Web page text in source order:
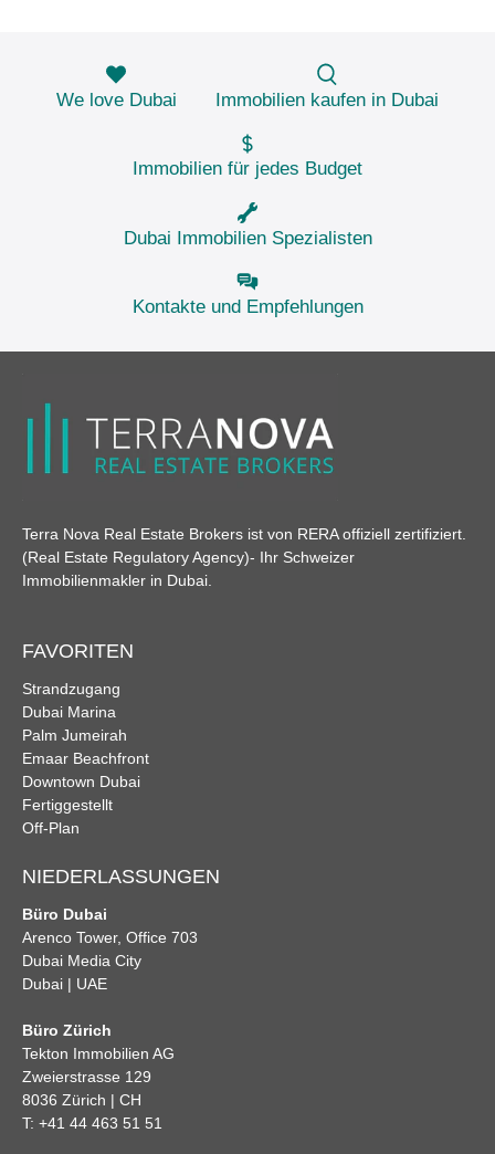
We love Dubai Immobilien kaufen in Dubai
Immobilien für jedes Budget
Dubai Immobilien Spezialisten
Kontakte und Empfehlungen
Terra Nova Real Estate Brokers ist von RERA offiziell zertifiziert.
(Real Estate Regulatory Agency)- Ihr Schweizer
Immobilienmakler in Dubai.
FAVORITEN
Strandzugang
Dubai Marina
Palm Jumeirah
Emaar Beachfront
Downtown Dubai
Fertiggestellt
Off-Plan
NIEDERLASSUNGEN
Büro Dubai
Arenco Tower, Office 703
Dubai Media City
Dubai | UAE
Büro Zürich
Tekton Immobilien AG
Zweierstrasse 129
8036 Zürich | CH
T: +41 44 463 51 51